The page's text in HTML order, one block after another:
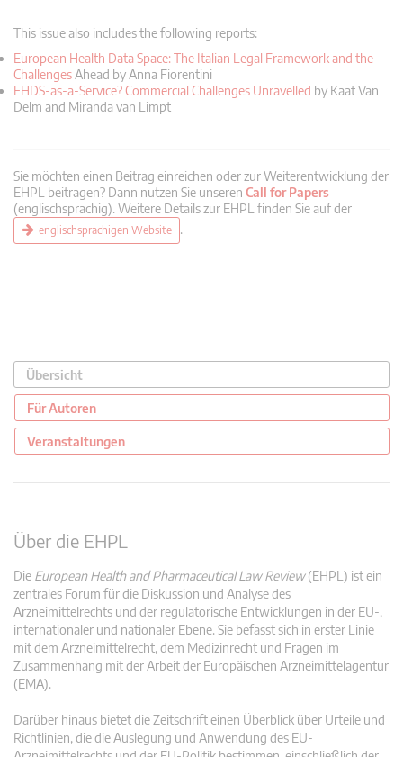
This issue also includes the following reports:
European Health Data Space: The Italian Legal Framework and the
ChallengesAhead by Anna Fiorentini
EHDS-as-a-Service? Commercial Challenges Unravelled by Kaat Van
Delm and Miranda van Limpt
Sie möchten einen Beitrag einreichen oder zur Weiterentwicklung der
EHPL beitragen? Dann nutzen Sie unseren Call for Papers
(englischsprachig). Weitere Details zur EHPL finden Sie auf der
englischsprachigen Website .
Übersicht
Für Autoren
Veranstaltungen
Über die EHPL
Die European Health and Pharmaceutical Law Review(EHPL) ist ein
zentrales Forum für die Diskussion und Analyse des
Arzneimittelrechts und der regulatorische Entwicklungen in der EU-,
internationaler und nationaler Ebene. Sie befasst sich in erster Linie
mit dem Arzneimittelrecht, dem Medizinrecht und Fragen im
Zusammenhang mit der Arbeit der Europäischen Arzneimittelagentur
(EMA).
Darüber hinaus bietet die Zeitschrift einen Überblick über Urteile und
Richtlinien, die die Auslegung und Anwendung des EU-